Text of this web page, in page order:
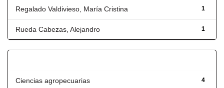
1
Regalado Valdivieso, María Cristina
1
Rueda Cabezas, Alejandro
4
Ciencias agropecuarias